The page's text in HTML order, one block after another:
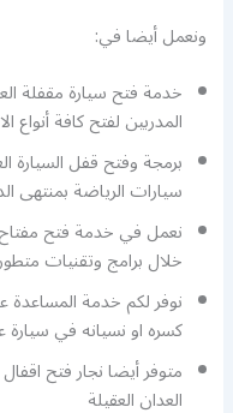
ونعمل أيضا في:
خدمة فتح سيارة مقفلة
المدربين لفتح كافة أنواع
برمجة وفتح قفل السيارة
سيارات الرياضة بمنتهى
نعمل في خدمة فتح مفتاح
خلال برامج وتقنيات
نوفر لكم خدمة المساعدة
كسره او نسيانه في
متوفر أيضا نجار فتح
العدان العقيلة